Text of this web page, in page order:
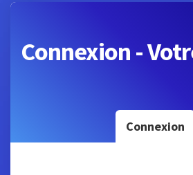
Connexion -
Connexion